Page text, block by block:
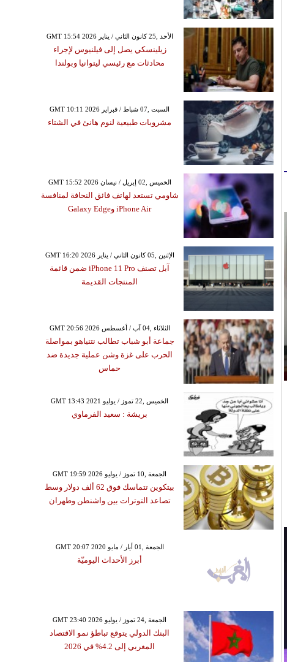
GMT 15:54 2026 الأحد ,25 كانون الثاني / يناير
زيلينسكي يصل إلى فيلنيوس لإجراء
محادثات مع رئيسي ليتوانيا وبولندا
GMT 10:11 2026 السبت ,07 شباط / فبراير
مشروبات طبيعية لنوم هانئ في الشتاء
GMT 15:52 2026 الخميس ,02 إبريل / نيسان
شاومي تستعد لهاتف فائق النحافة لمنافسة
iPhone Air وGalaxy Edge
GMT 16:20 2026 الإثنين ,05 كانون الثاني / يناير
آبل تصنف iPhone 11 Pro ضمن قائمة
المنتجات القديمة
GMT 20:56 2026 الثلاثاء ,04 آب / أغسطس
جماعة أبو شباب تطالب نتنياهو بمواصلة
الحرب على غزة وشن عملية جديدة ضد
حماس
GMT 13:43 2021 الخميس ,22 تموز / يوليو
بريشة : سعيد الفرماوي
GMT 19:59 2026 الجمعة ,10 تموز / يوليو
بيتكوين تتماسك فوق 62 ألف دولار وسط
تصاعد التوترات بين واشنطن وطهران
GMT 20:07 2020 الجمعة ,01 أيار / مايو
أبرز الأحداث اليوميّة
GMT 23:40 2026 الجمعة ,24 تموز / يوليو
البنك الدولي يتوقع تباطؤ نمو الاقتصاد
المغربي إلى 4.2% في 2026